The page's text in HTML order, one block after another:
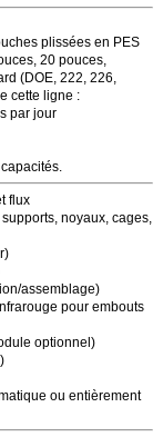
plissées en PES
20 pouces,
(DOE, 222, 226,
cette ligne :
par jour
flux
noyaux, cages,
assemblage)
pour embouts
optionnel)
ou entièrement